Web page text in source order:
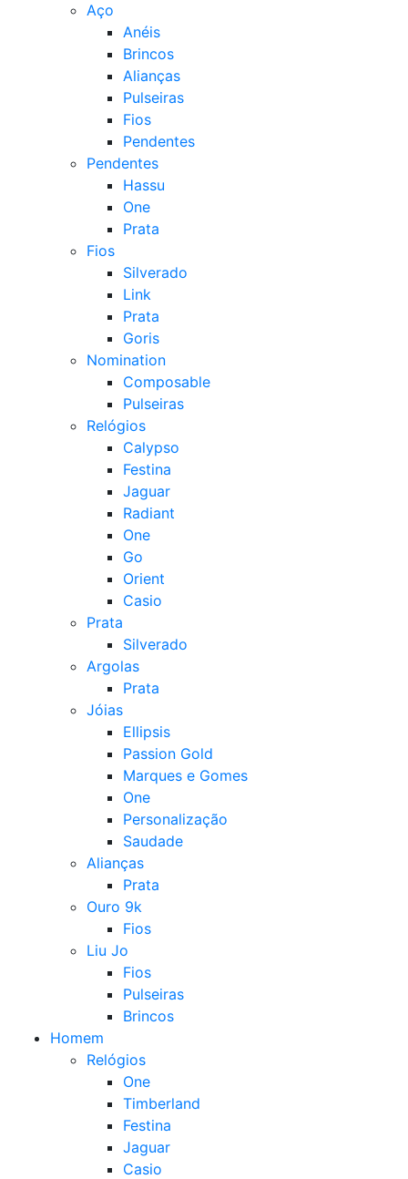
Aço
Anéis
Brincos
Alianças
Pulseiras
Fios
Pendentes
Pendentes
Hassu
One
Prata
Fios
Silverado
Link
Prata
Goris
Nomination
Composable
Pulseiras
Relógios
Calypso
Festina
Jaguar
Radiant
One
Go
Orient
Casio
Prata
Silverado
Argolas
Prata
Jóias
Ellipsis
Passion Gold
Marques e Gomes
One
Personalização
Saudade
Alianças
Prata
Ouro 9k
Fios
Liu Jo
Fios
Pulseiras
Brincos
Homem
Relógios
One
Timberland
Festina
Jaguar
Casio